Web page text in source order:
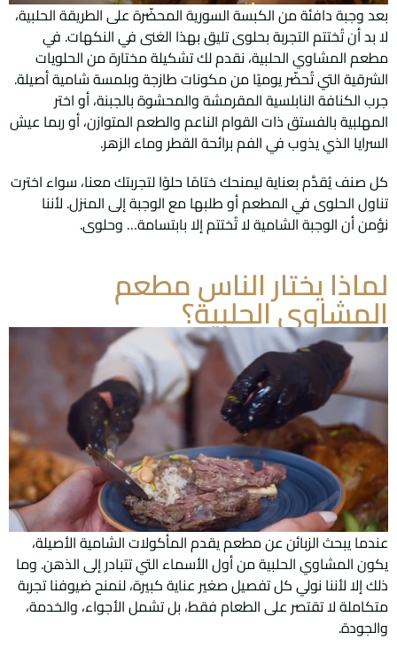
بعد وجبة دافئة من الكبسة السورية المحضّرة على الطريقة الحلبية،
لا بد أن تُختتم التجربة بحلوى تليق بهذا الغنى في النكهات. في
مطعم المشاوي الحلبية، نقدم لك تشكيلة مختارة من الحلويات
الشرقية التي تُحضّر يوميًا من مكونات طازجة وبلمسة شامية أصيلة.
جرب الكنافة النابلسية المقرمشة والمحشوة بالجبنة، أو اختر
المهلبية بالفستق ذات القوام الناعم والطعم المتوازن، أو ربما عيش
السرايا الذي يذوب في الفم برائحة القطر وماء الزهر.
كل صنف يُقدَّم بعناية ليمنحك ختامًا حلوًا لتجربتك معنا، سواء اخترت
تناول الحلوى في المطعم أو طلبها مع الوجبة إلى المنزل. لأننا
نؤمن أن الوجبة الشامية لا تُختتم إلا بابتسامة… وحلوى.
لماذا يختار الناس مطعم
المشاوي الحلبية؟
عندما يبحث الزبائن عن مطعم يقدم المأكولات الشامية الأصيلة،
يكون المشاوي الحلبية من أول الأسماء التي تتبادر إلى الذهن. وما
ذلك إلا لأننا نولي كل تفصيل صغير عناية كبيرة، لنمنح ضيوفنا تجربة
متكاملة لا تقتصر على الطعام فقط، بل تشمل الأجواء، والخدمة،
والجودة.